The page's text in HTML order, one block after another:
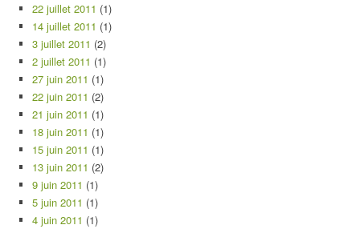
22 juillet 2011 (1)
14 juillet 2011 (1)
3 juillet 2011 (2)
2 juillet 2011 (1)
27 juin 2011 (1)
22 juin 2011 (2)
21 juin 2011 (1)
18 juin 2011 (1)
15 juin 2011 (1)
13 juin 2011 (2)
9 juin 2011 (1)
5 juin 2011 (1)
4 juin 2011 (1)